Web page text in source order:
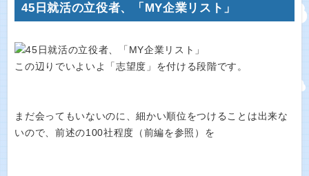
45日就活の立役者、「MY企業リスト」
この辺りでいよいよ「志望度」を付ける段階です。
まだ会ってもいないのに、細かい順位をつけることは出来な
いので、前述の100社程度（前編を参照）を